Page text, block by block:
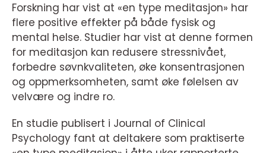
Forskning har vist at «en type meditasjon» har
flere positive effekter på både fysisk og
mental helse. Studier har vist at denne formen
for meditasjon kan redusere stressnivået,
forbedre søvnkvaliteten, øke konsentrasjonen
og oppmerksomheten, samt øke følelsen av
velvære og indre ro.
En studie publisert i Journal of Clinical
Psychology fant at deltakere som praktiserte